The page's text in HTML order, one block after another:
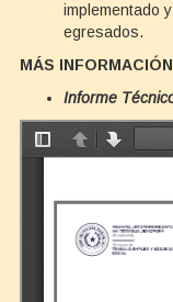
implementado
egresados.
MÁS INFORMACIÓN
Informe